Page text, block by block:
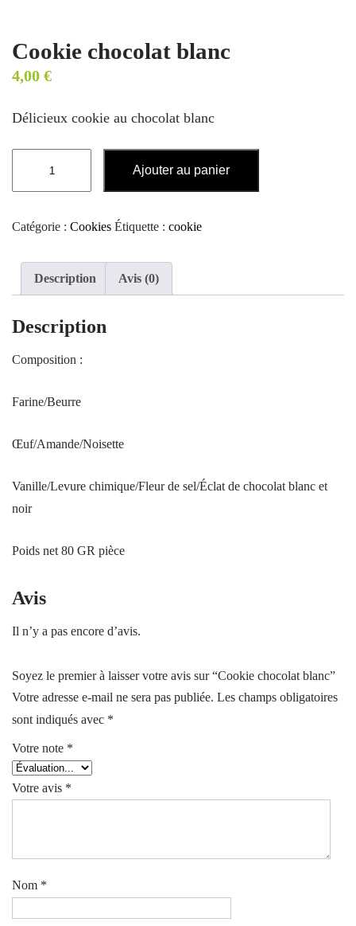
Cookie chocolat blanc
4,00 €
Délicieux cookie au chocolat blanc
Cookie
blanc
Ajouter au panier
Catégorie : Cookies Étiquette : cookie
Description Avis (0)
Description
Composition :
Farine/Beurre
Œuf/Amande/Noisette
Vanille/Levure chimique/Fleur de sel/Éclat de chocolat blanc et
noir
Poids net 80 GR pièce
Avis
Il n’y a pas encore d’avis.
Soyez le premier à laisser votre avis sur “Cookie chocolat blanc”
Votre adresse e-mail ne sera pas publiée. Les champs obligatoires
sont indiqués avec *
Votre note *
Votre avis *
Nom *